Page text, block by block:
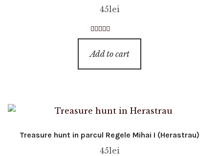
45lei
Rated4.75
out of 5
Add to cart
Treasure hunt in parcul Regele Mihai I (Herastrau)
45lei